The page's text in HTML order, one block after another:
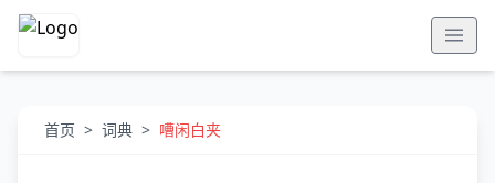
首页 > 词典 > 嘈闲白夹